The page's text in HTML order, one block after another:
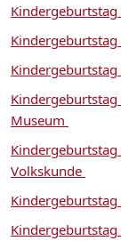
Museum
Volkskunde